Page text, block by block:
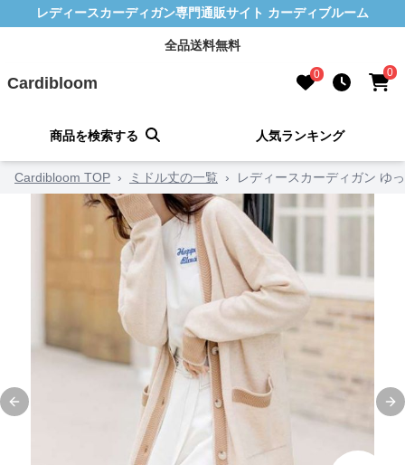
レディースカーディガン専門通販サイト カーディブルーム
全品送料無料
Cardibloom 0 0
商品を検索する 人気ランキング
Cardibloom TOP › ミドル丈の一覧 › レディースカーディガン ゆ
Previous slide